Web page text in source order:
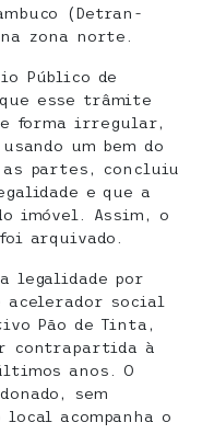
(Detran-
zona norte.
Público de
que esse trâmite
forma irregular,
um bem do
as partes, concluiu
e que a
imóvel. Assim, o
arquivado.
legalidade por
social
Pão de Tinta,
contrapartida à
anos. O
sem
acompanha o